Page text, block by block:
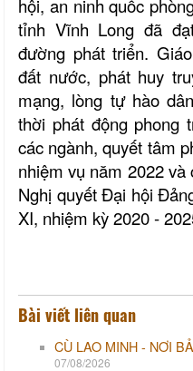
hội, an ninh quốc
tỉnh Vĩnh Long đã
đường phát triển.
đất nước, phát huy
mạng, lòng tự hào
thời phát động phong
các ngành, quyết tâm
nhiệm vụ năm 2022
Nghị quyết Đại hội
XI, nhiệm kỳ 2020 -
Bài viết liên quan
CÙ LAO MINH - NƠI
07/08/2026